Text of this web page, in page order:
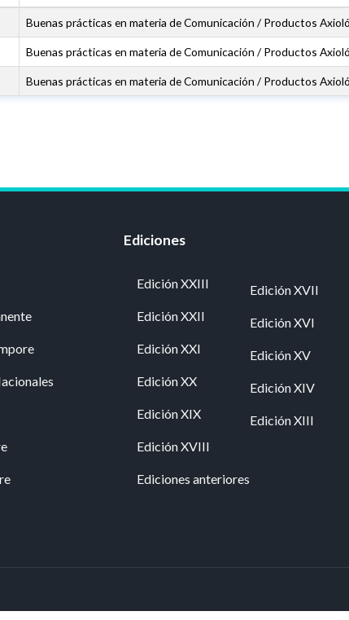
Buenas prácticas en materia de Comunicación / Productos
Buenas prácticas en materia de Comunicación / Productos
Buenas prácticas en materia de Comunicación / Productos
Ediciones
Edición XXIII
Edición XXII
Edición XXI
Edición XX
Edición XIX
Edición XVIII
Edición XVII
Edición XVI
Edición XV
Edición XIV
Edición XIII
Ediciones anteriores